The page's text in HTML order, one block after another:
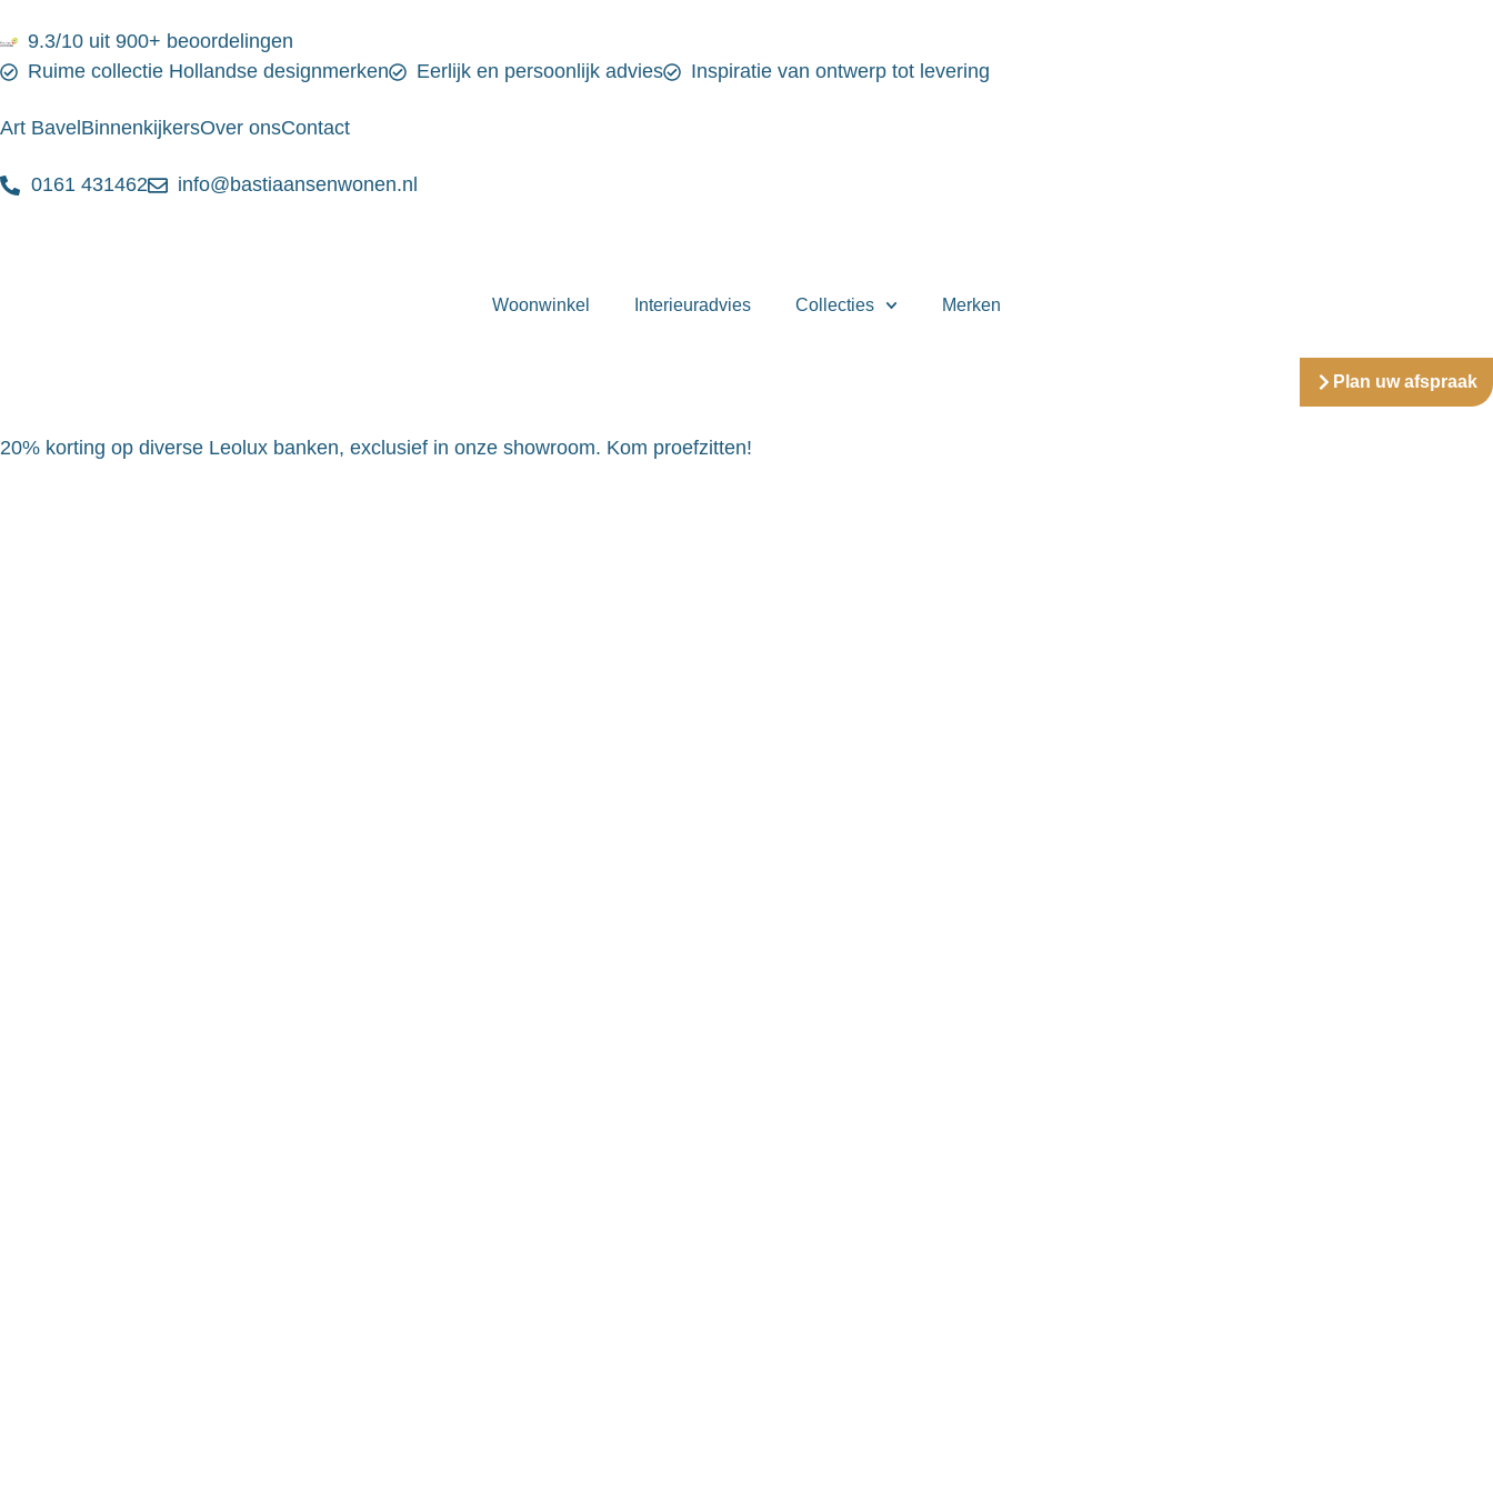
9.3/10 uit 900+ beoordelingen
Ruime collectie Hollandse designmerken
Eerlijk en persoonlijk advies Inspiratie van ontwerp tot levering
Art Bavel BinnenkijkersOver onsContact
0161 431462 info@bastiaansenwonen.nl
Woonwinkel Interieuradvies Collecties Merken
Plan uw afspraak
20% korting op diverse Leolux banken, exclusief in onze showroom. Kom proefzitten!